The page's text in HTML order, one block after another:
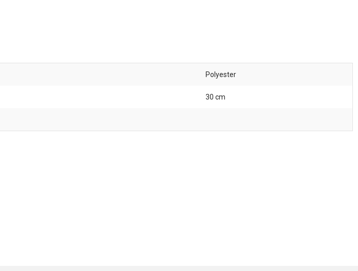
Polyester
30 cm